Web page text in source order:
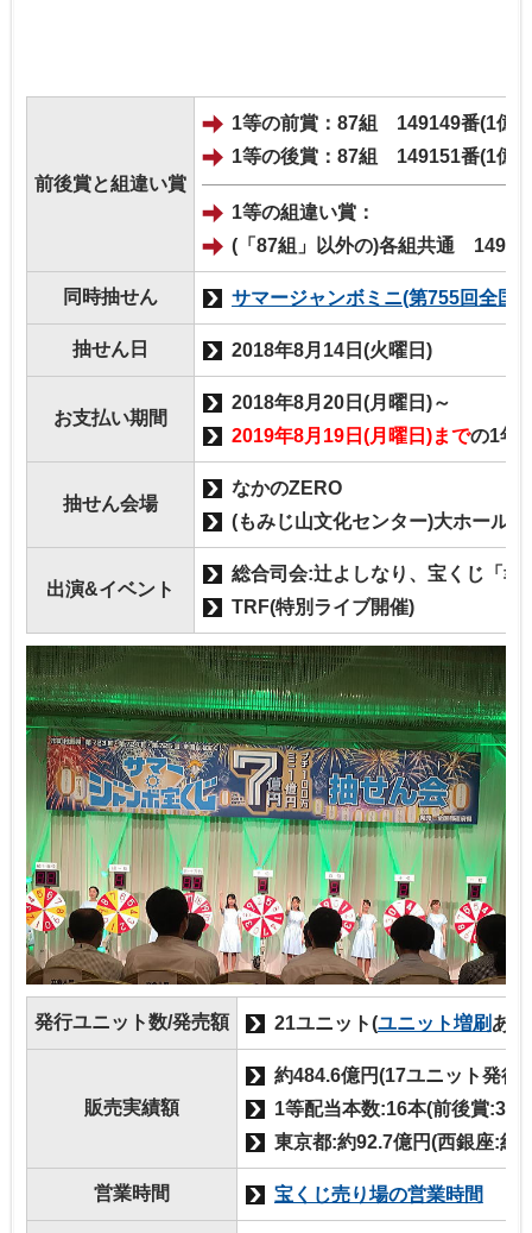
前後賞と組違い賞
1等の前賞：87組 149149番(1億
1等の後賞：87組 149151番(1億
1等の組違い賞：
(「87組」以外の)各組共通
同時抽せん サマージャンボミニ(第755回全国
抽せん日 2018年8月14日(火曜日)
お支払い期間
2018年8月20日(月曜日)～
2019年8月19日(月曜日)までの1年
抽せん会場
なかのZERO
(もみじ山文化センター)大ホール(
出演&イベント
総合司会:辻よしなり、宝くじ「幸
TRF(特別ライブ開催)
発行ユニット数/発売額 21ユニット(ユニット増刷 あ
販売実績額
約484.6億円(17ユニット発行)
1等配当本数:16本(前後賞:33
東京都:約92.7億円(西銀座:約
営業時間 宝くじ売り場の営業時間